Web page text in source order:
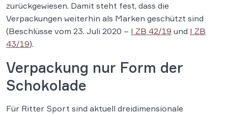
zurückgewiesen. Damit steht fest, dass die
Verpackungen weiterhin als Marken geschützt sind
(Beschlüsse vom 23. Juli 2020 – I ZB 42/19 und I ZB
43/19).
Verpackung nur Form der
Schokolade
Für Ritter Sport sind aktuell dreidimensionale